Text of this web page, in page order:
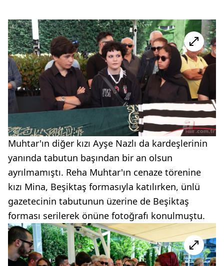
Muhtar'ın diğer kızı Ayşe Nazlı da kardeşlerinin
yanında tabutun başından bir an olsun
ayrılmamıştı. Reha Muhtar'ın cenaze törenine
kızı Mina, Beşiktaş formasıyla katılırken, ünlü
gazetecinin tabutunun üzerine de Beşiktaş
forması serilerek önüne fotoğrafı konulmuştu.